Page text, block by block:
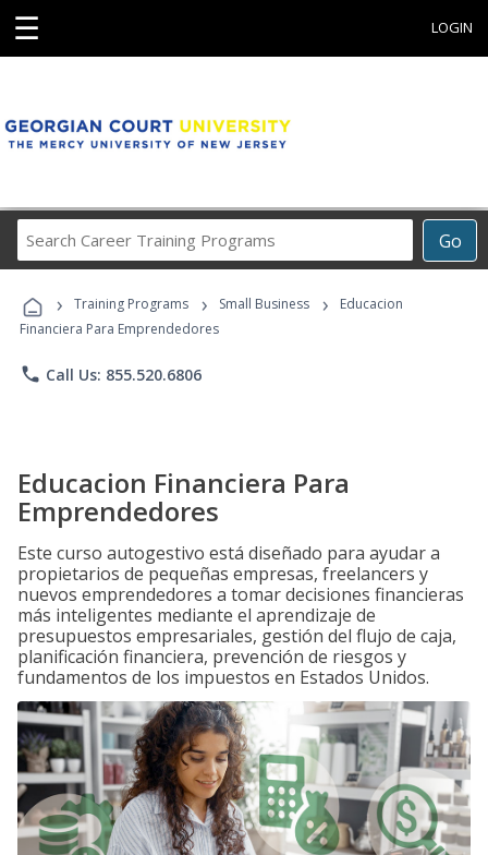
☰ LOGIN
Go
Career
Programs
› Training Programs › Small Business ›
Educacion
Financiera Para Emprendedores
phone Call Us: 855.520.6806
Educacion Financiera Para
Emprendedores
Este curso autogestivo está diseñado para ayudar a
propietarios de pequeñas empresas, freelancers y
nuevos emprendedores a tomar decisiones financieras
más inteligentes mediante el aprendizaje de
presupuestos empresariales, gestión del flujo de caja,
planificación financiera, prevención de riesgos y
fundamentos de los impuestos en Estados Unidos.